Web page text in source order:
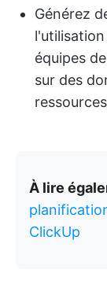
Générez
équipes
sur des
À lire
ClickUp